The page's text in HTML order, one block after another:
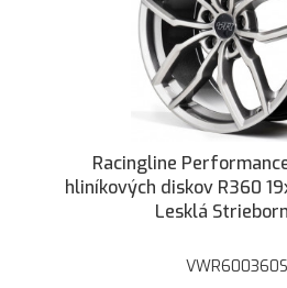
Racingline
hliníkových diskov R360
Lesklá